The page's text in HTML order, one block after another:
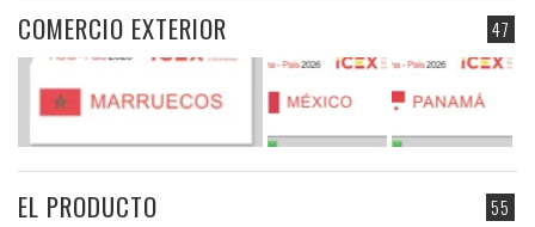
47
COMERCIO EXTERIOR
55
EL PRODUCTO